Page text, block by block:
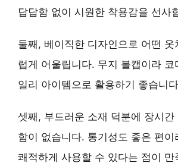
답답함 없이 시원한 착용감을 선사
둘째, 베이직한 디자인으로 어떤 옷
럽게 어울립니다. 무지 볼캡이라 코
일리 아이템으로 활용하기 좋습니
셋째, 부드러운 소재 덕분에 장시간
함이 없습니다. 통기성도 좋은 편이
쾌적하게 사용할 수 있다는 점이 만